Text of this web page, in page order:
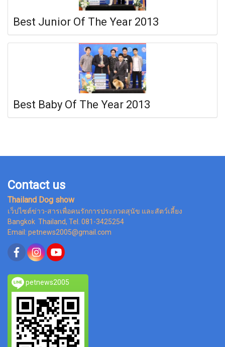
Best Junior Of The Year 2013
Best Baby Of The Year 2013
Contact us
Thailand Dog show
เว็ปไซต์ข่าว-สารเพื่อคนรักการประกวดสุนัข และสัตว์เลี้ยง
Bangkok Thailand, Tel. 081-3425254
Email: petnews2005@gmail.com
petnews2005